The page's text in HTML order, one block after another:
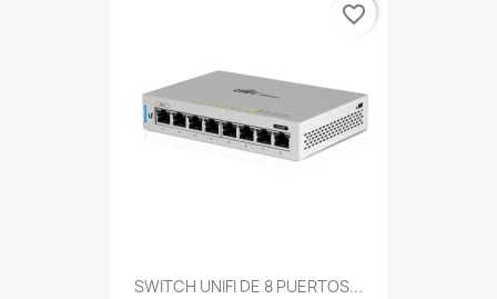
SWITCH UNIFI DE 8 PUERTOS...
favorite_border